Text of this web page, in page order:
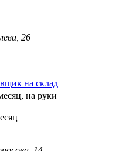
26
на склад
на руки